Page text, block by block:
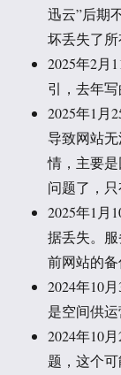
迅云”后期
坏丢失了所
2025年2月
引，去年写
2025年1月
导致网站
情，主要
问题了，只
2025年1月
据丢失。
前网站的备
2024年10
是空间供运
2024年10
题，这个